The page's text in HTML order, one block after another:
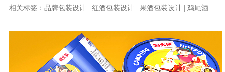
司开始了其旗下多个系列的产......
相关标签：品牌包装设计 |红酒包装设计 |果酒包装设计 |鸡尾酒